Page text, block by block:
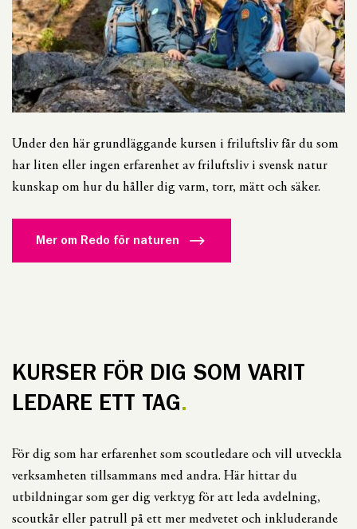
Under den här grundläggande kursen i friluftsliv får du som
har liten eller ingen erfarenhet av friluftsliv i svensk natur
kunskap om hur du håller dig varm, torr, mätt och säker.
Mer om Redo för naturen
KURSER FÖR DIG SOM VARIT
LEDARE ETT TAG
För dig som har erfarenhet som scoutledare och vill utveckla
verksamheten tillsammans med andra. Här hittar du
utbildningar som ger dig verktyg för att leda avdelning,
scoutkår eller patrull på ett mer medvetet och inkluderande